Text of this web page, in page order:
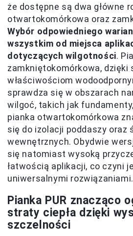
że dostępne są dwa główne
otwartokomórkowa oraz
Wybór odpowiedniego
wszystkim od miejsca
dotyczących wilgotności.
zamkniętokomórkowa, dzięki
właściwościom
sprawdza się w obszarach
wilgoć, takich jak
pianka otwartokomórkowa
się do izolacji poddaszy oraz
wewnętrznych. Obydwie
się natomiast wysoką
łatwością aplikacji, co czyni
uniwersalnymi rozwiązaniami.
Pianka PUR znacząco
straty ciepła dzięki
szczelności